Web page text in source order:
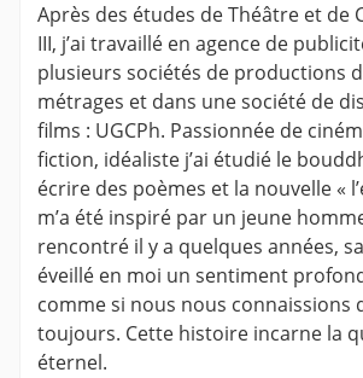
Après des études de Théâtre et de
III, j’ai travaillé en agence de
plusieurs sociétés de productions
métrages et dans une société de
films : UGCPh. Passionnée de
fiction, idéaliste j’ai étudié le
écrire des poèmes et la nouvelle «
m’a été inspiré par un jeune
rencontré il y a quelques années,
éveillé en moi un sentiment
comme si nous nous connaissions
toujours. Cette histoire incarne la
éternel.